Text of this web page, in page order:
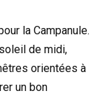
la Campanule.
de midi,
orientées à
un bon